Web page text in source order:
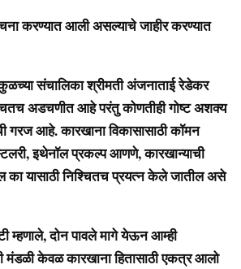
करण्यात आली असल्याचे जाहीर करण्यात
संचालिका श्रीमती अंजनाताई रेडेकर
अडचणीत आहे परंतु कोणतीही गोष्ट अशक्य
गरज आहे. कारखाना विकासासाठी कॉमन
इथेनॉल प्रकल्प आणणे, कारखान्याची
का यासाठी निश्चितच प्रयत्न केले जातील असे
दोन पावले मागे येऊन आम्ही
केवळ कारखाना हितासाठी एकत्र आलो